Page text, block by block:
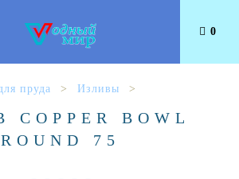
0
пруда Изливы
COPPER BOWL
ROUND 75